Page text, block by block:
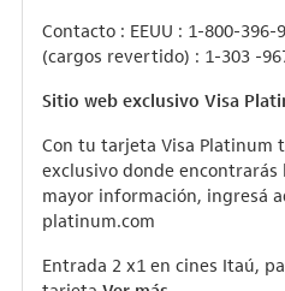
Contacto : EEUU : 1-800-
(cargos revertido) : 1-303 -
Sitio web exclusivo Visa
Con tu tarjeta Visa Platinum
exclusivo donde encontrarás
mayor información, ingresá
platinum.com
Entrada 2 x1 en cines Itaú,